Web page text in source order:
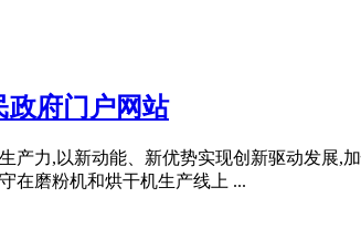
府门户网站
力,以新动能、新优势实现创新驱动发展,
在磨粉机和烘干机生产线上 ...